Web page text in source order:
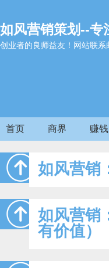
如风营销策划--专
创业者的良师益友！网站联
首页 商界 赚钱
如风营销
如风营销
有价值）